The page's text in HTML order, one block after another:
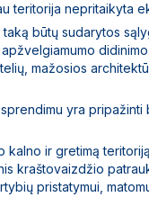
teritorija nepritaikyta
būtų sudarytos
mažosios
yra
ir gretimą
kraštovaizdžio
pristatymui,